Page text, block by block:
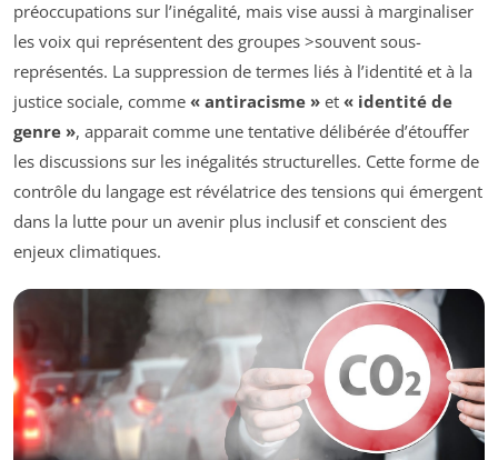
préoccupations sur l’inégalité, mais vise aussi à marginaliser
les voix qui représentent des groupes >souvent sous-
représentés. La suppression de termes liés à l’identité et à la
justice sociale, comme « antiracisme » et « identité de
genre », apparait comme une tentative délibérée d’étouffer
les discussions sur les inégalités structurelles. Cette forme de
contrôle du langage est révélatrice des tensions qui émergent
dans la lutte pour un avenir plus inclusif et conscient des
enjeux climatiques.